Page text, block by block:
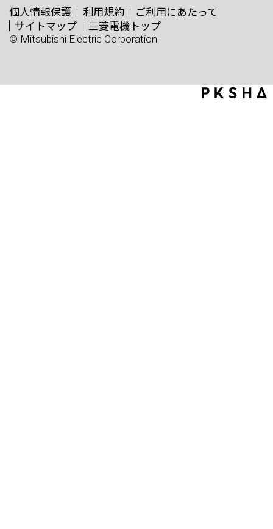
個人情報保護 利用規約
ご利用にあたって
サイトマップ
三菱電機トップ
© Mitsubishi Electric Corporation